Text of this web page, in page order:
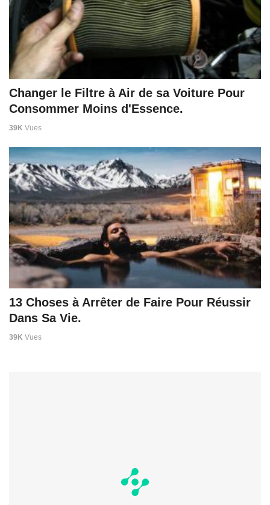
Changer le Filtre à Air de sa Voiture Pour
Consommer Moins d'Essence.
39K Vues
13 Choses à Arrêter de Faire Pour Réussir
Dans Sa Vie.
39K Vues